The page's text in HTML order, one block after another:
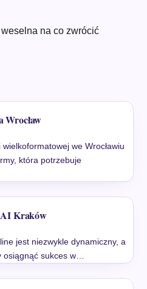
na co zwrócić
we Wrocławiu
która potrzebuje
AI Kraków
jest niezwykle dynamiczny, a
osiągnąć sukces w…